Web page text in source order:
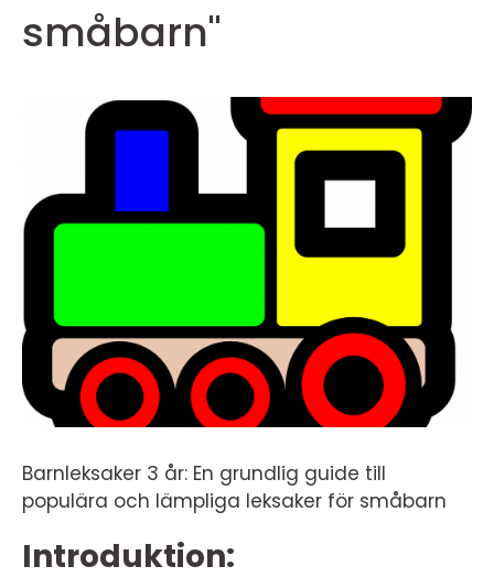
småbarn"
Barnleksaker 3 år: En grundlig guide till
populära och lämpliga leksaker för småbarn
Introduktion: